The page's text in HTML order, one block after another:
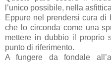
l’unico possibile, nella
Eppure nel prendersi cura di
che lo circonda come una
mettere in dubbio il proprio
punto di riferimento.
A fungere da fondale